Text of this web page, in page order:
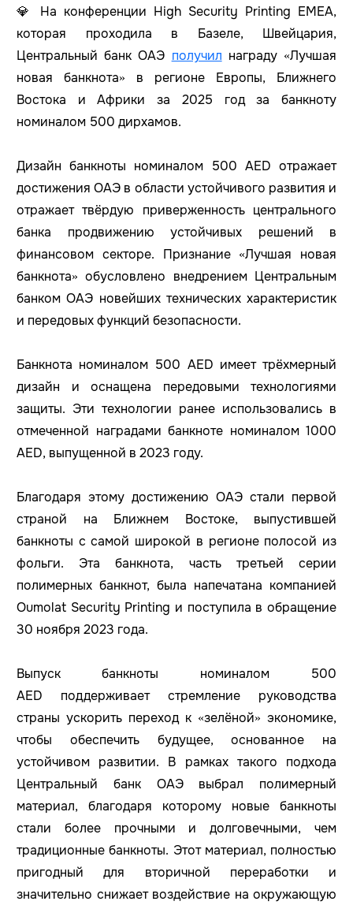
💎 На конференции High Security Printing EMEA,
которая проходила в Базеле, Швейцария,
Центральный банк ОАЭ получил награду «Лучшая
новая банкнота» в регионе Европы, Ближнего
Востока и Африки за 2025 год за банкноту
номиналом 500 дирхамов.
Дизайн банкноты номиналом 500 AED отражает
достижения ОАЭ в области устойчивого развития и
отражает твёрдую приверженность центрального
банка продвижению устойчивых решений в
финансовом секторе. Признание «Лучшая новая
банкнота» обусловлено внедрением Центральным
банком ОАЭ новейших технических характеристик
и передовых функций безопасности.
Банкнота номиналом 500 AED имеет трёхмерный
дизайн и оснащена передовыми технологиями
защиты. Эти технологии ранее использовались в
отмеченной наградами банкноте номиналом 1000
AED, выпущенной в 2023 году.
Благодаря этому достижению ОАЭ стали первой
страной на Ближнем Востоке, выпустившей
банкноты с самой широкой в регионе полосой из
фольги. Эта банкнота, часть третьей серии
полимерных банкнот, была напечатана компанией
Oumolat Security Printing и поступила в обращение
30 ноября 2023 года.
Выпуск банкноты номиналом 500
AED поддерживает стремление руководства
страны ускорить переход к «зелёной» экономике,
чтобы обеспечить будущее, основанное на
устойчивом развитии. В рамках такого подхода
Центральный банк ОАЭ выбрал полимерный
материал, благодаря которому новые банкноты
стали более прочными и долговечными, чем
традиционные банкноты. Этот материал, полностью
пригодный для вторичной переработки и
значительно снижает воздействие на окружающую